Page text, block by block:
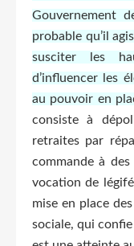
Gouvernement
probable qu’il
susciter les
d’influencer les
au pouvoir en
consiste à
retraites par
commande à
vocation de
mise en place
sociale, qui